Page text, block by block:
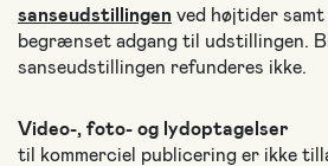
sanseudstillingen ved højtider samt
begrænset adgang til udstillingen.
sanseudstillingen refunderes ikke.
Video-, foto- og lydoptagelser
til kommerciel publicering er ikke